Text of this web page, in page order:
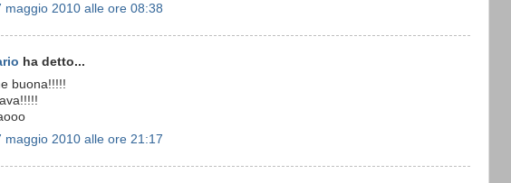
maggio 2010 alle ore 08:38
ha detto...
buona!!!!!
maggio 2010 alle ore 21:17